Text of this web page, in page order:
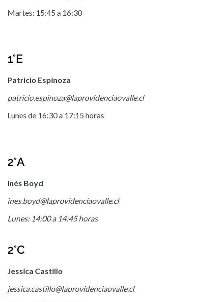
Martes: 15:45 a 16:30
1°E
Patricio Espinoza
patricio.espinoza@laprovidenciaovalle.cl
Lunes de 16:30 a 17:15 horas
2°A
Inés Boyd
ines.boyd@laprovidenciaovalle.cl
Lunes: 14:00 a 14:45 horas
2°C
Jessica Castillo
jessica.castillo@laprovidenciaovalle.cl